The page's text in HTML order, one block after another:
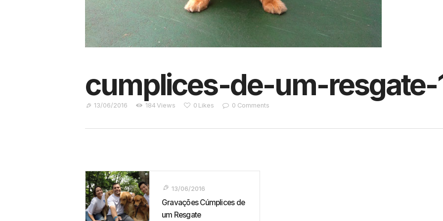
cumplices-de-um-resgate-
13/06/2016 184 Views 0 Likes 0 Comments
Navegação
De
Post
13/06/2016
Gravações Cúmplices de
um Resgate